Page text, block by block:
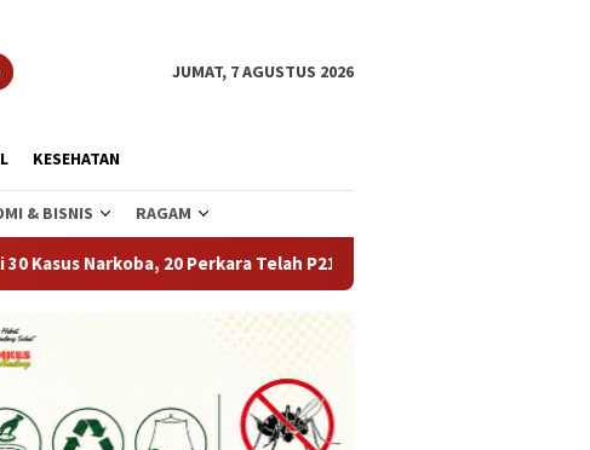
JUMAT, 7 AGUSTUS 2026
KESEHATAN
& BISNIS RAGAM
20 Perkara Telah P21 Tekan Angka Perceraian dan